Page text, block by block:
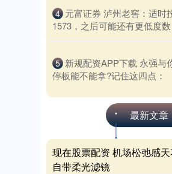
4 元富证券 泸州老窖：适时
1573，之后可能还有更低度数
5 新规配资APP下载 永强与
停板能不能拿?记住这四点：
最新文章
现在股票配资 机场松弛感
自带柔光滤镜